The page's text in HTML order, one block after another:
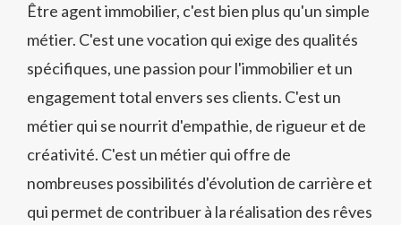
Être agent immobilier, c'est bien plus qu'un simple
métier. C'est une vocation qui exige des qualités
spécifiques, une passion pour l'immobilier et un
engagement total envers ses clients. C'est un
métier qui se nourrit d'empathie, de rigueur et de
créativité. C'est un métier qui offre de
nombreuses possibilités d'évolution de carrière et
qui permet de contribuer à la réalisation des rêves